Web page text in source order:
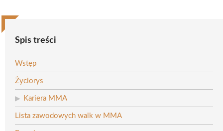
Spis treści
Wstęp
Życiorys
Kariera MMA
Lista zawodowych walk w MMA